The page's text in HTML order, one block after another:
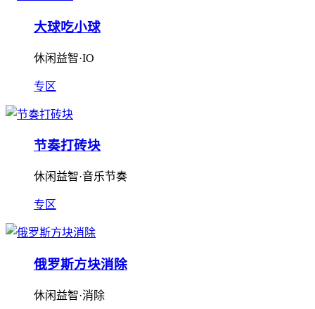
大球吃小球
休闲益智·IO
专区
节奏打砖块
休闲益智·音乐节奏
专区
俄罗斯方块消除
休闲益智·消除